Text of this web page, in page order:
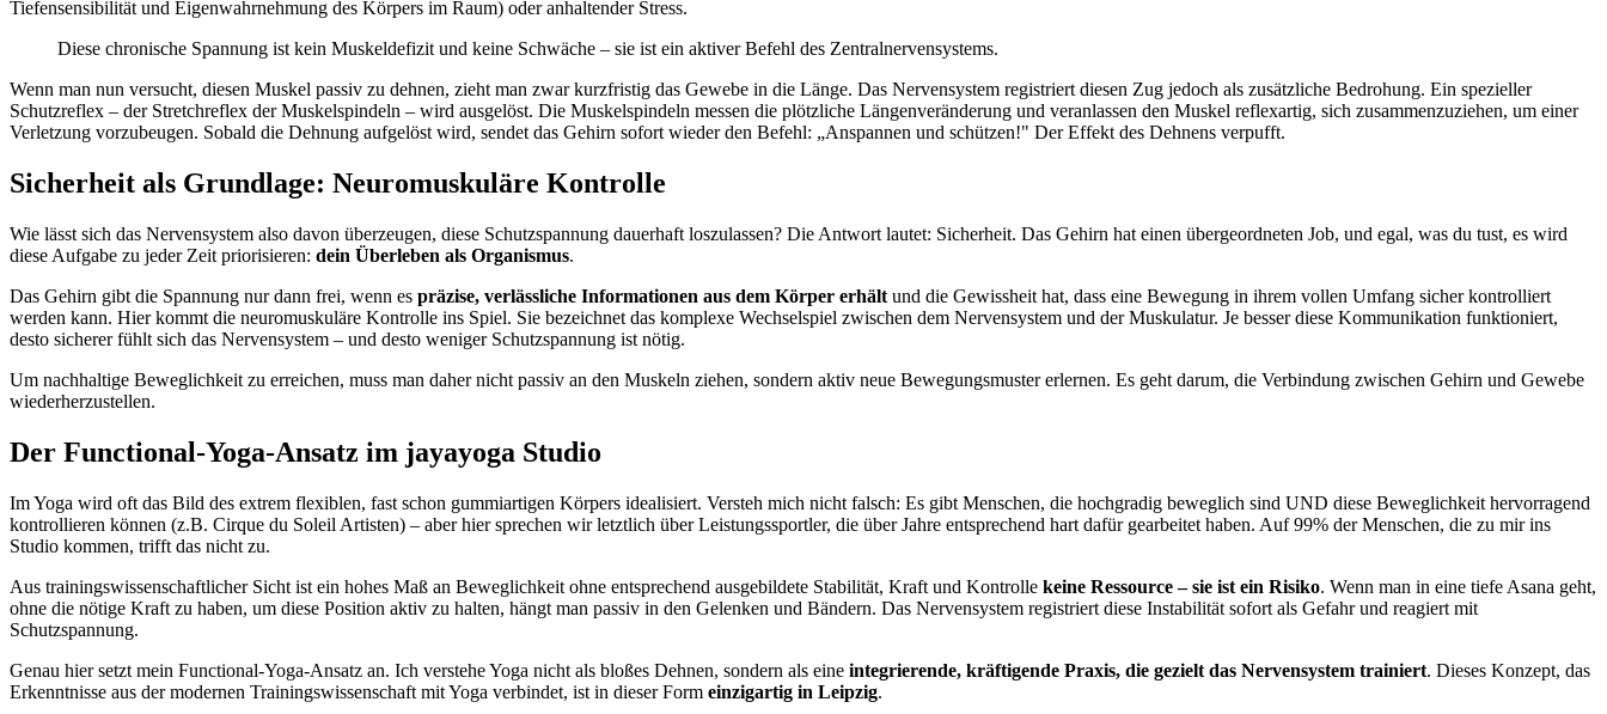
Tiefensensibilität und Eigenwahrnehmung des Körpers im Raum) oder anhaltender Stress.
Diese chronische Spannung ist kein Muskeldefizit und keine Schwäche – sie ist ein aktiver Befehl des Zentralnervensystems.
Wenn man nun versucht, diesen Muskel passiv zu dehnen, zieht man zwar kurzfristig das Gewebe in die Länge. Das Nervensystem registriert diesen Zug jedoch als zusätzliche Bedrohung. Ein spezieller
Schutzreflex – der Stretchreflex der Muskelspindeln – wird ausgelöst. Die Muskelspindeln messen die plötzliche Längenveränderung und veranlassen den Muskel reflexartig, sich zusammenzuziehen, um einer
Verletzung vorzubeugen. Sobald die Dehnung aufgelöst wird, sendet das Gehirn sofort wieder den Befehl: „Anspannen und schützen!" Der Effekt des Dehnens verpufft.
Sicherheit als Grundlage: Neuromuskuläre Kontrolle
Wie lässt sich das Nervensystem also davon überzeugen, diese Schutzspannung dauerhaft loszulassen? Die Antwort lautet: Sicherheit. Das Gehirn hat einen übergeordneten Job, und egal, was du tust, es wird
diese Aufgabe zu jeder Zeit priorisieren: dein Überleben als Organismus.
Das Gehirn gibt die Spannung nur dann frei, wenn es präzise, verlässliche Informationen aus dem Körper erhält und die Gewissheit hat, dass eine Bewegung in ihrem vollen Umfang sicher kontrolliert
werden kann. Hier kommt die neuromuskuläre Kontrolle ins Spiel. Sie bezeichnet das komplexe Wechselspiel zwischen dem Nervensystem und der Muskulatur. Je besser diese Kommunikation funktioniert,
desto sicherer fühlt sich das Nervensystem – und desto weniger Schutzspannung ist nötig.
Um nachhaltige Beweglichkeit zu erreichen, muss man daher nicht passiv an den Muskeln ziehen, sondern aktiv neue Bewegungsmuster erlernen. Es geht darum, die Verbindung zwischen Gehirn und Gewebe
wiederherzustellen.
Der Functional-Yoga-Ansatz im jayayoga Studio
Im Yoga wird oft das Bild des extrem flexiblen, fast schon gummiartigen Körpers idealisiert. Versteh mich nicht falsch: Es gibt Menschen, die hochgradig beweglich sind UND diese Beweglichkeit hervorragend
kontrollieren können (z.B. Cirque du Soleil Artisten) – aber hier sprechen wir letztlich über Leistungssportler, die über Jahre entsprechend hart dafür gearbeitet haben. Auf 99% der Menschen, die zu mir ins
Studio kommen, trifft das nicht zu.
Aus trainingswissenschaftlicher Sicht ist ein hohes Maß an Beweglichkeit ohne entsprechend ausgebildete Stabilität, Kraft und Kontrolle keine Ressource – sie ist ein Risiko. Wenn man in eine tiefe Asana geht,
ohne die nötige Kraft zu haben, um diese Position aktiv zu halten, hängt man passiv in den Gelenken und Bändern. Das Nervensystem registriert diese Instabilität sofort als Gefahr und reagiert mit
Schutzspannung.
Genau hier setzt mein Functional-Yoga-Ansatz an. Ich verstehe Yoga nicht als bloßes Dehnen, sondern als eine integrierende, kräftigende Praxis, die gezielt das Nervensystem trainiert. Dieses Konzept, das
Erkenntnisse aus der modernen Trainingswissenschaft mit Yoga verbindet, ist in dieser Form einzigartig in Leipzig.